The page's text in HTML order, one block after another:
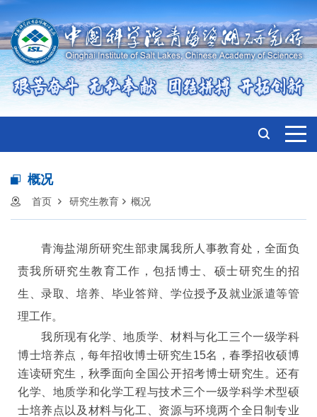
概况
首页 研究生教育 概况
青海盐湖所研究生部隶属我所人事教育处，全面负
责我所研究生教育工作，包括博士、硕士研究生的招
生、录取、培养、毕业答辩、学位授予及就业派遣等管
理工作。
我所现有化学、地质学、材料与化工三个一级学科
博士培养点，每年招收博士研究生15名，春季招收硕博
连读研究生，秋季面向全国公开招考博士研究生。还有
化学、地质学和化学工程与技术三个一级学科学术型硕
士培养点以及材料与化工、资源与环境两个全日制专业